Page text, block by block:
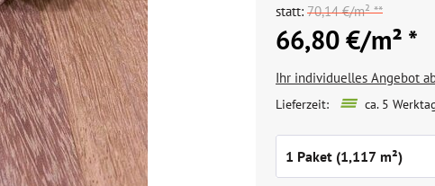
statt: 70,14 €/m² **
66,80 €/m² *
Ihr individuelles Angebot
Lieferzeit: ca. 5